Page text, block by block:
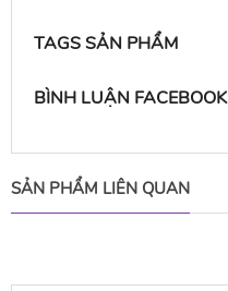
TAGS SẢN PHẨM
BÌNH LUẬN FACEBOOK
SẢN PHẨM LIÊN QUAN